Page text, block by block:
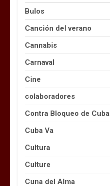
Bulos
Canción del verano
Cannabis
Carnaval
Cine
colaboradores
Contra Bloqueo de Cuba
Cuba Va
Cultura
Culture
Cuna del Alma